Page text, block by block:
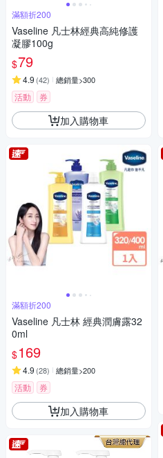
滿額折200
Vaseline 凡士林經典高純修護
凝膠100g
$79
4.9 (42) 總銷量>300
活動 券
加入購物車
滿額折200
Vaseline 凡士林 經典潤膚露32
0ml
$169
4.9 (28) 總銷量>200
活動 券
加入購物車